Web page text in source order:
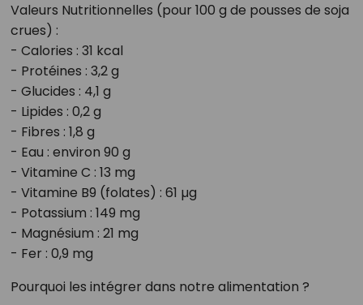
Valeurs Nutritionnelles (pour 100 g de pousses de soja
crues) :
- Calories : 31 kcal
- Protéines : 3,2 g
- Glucides : 4,1 g
- Lipides : 0,2 g
- Fibres : 1,8 g
- Eau : environ 90 g
- Vitamine C : 13 mg
- Vitamine B9 (folates) : 61 µg
- Potassium : 149 mg
- Magnésium : 21 mg
- Fer : 0,9 mg
Pourquoi les intégrer dans notre alimentation ?